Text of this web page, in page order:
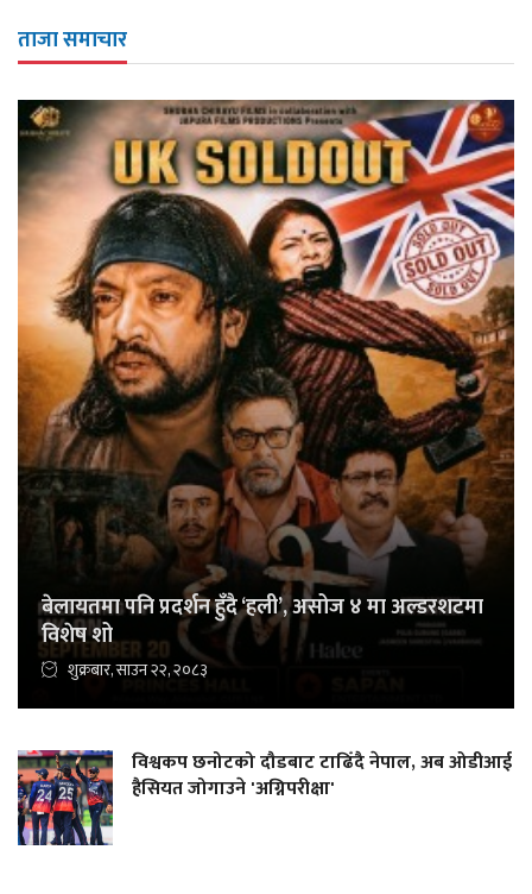
ताजा समाचार
बेलायतमा पनि प्रदर्शन हुँदै ‘हली’, असोज ४ मा अल्डरशटमा
विशेष शो
शुक्रबार, साउन २२, २०८३
विश्वकप छनोटको दौडबाट टाढिँदै नेपाल, अब ओडीआई
हैसियत जोगाउने 'अग्निपरीक्षा'